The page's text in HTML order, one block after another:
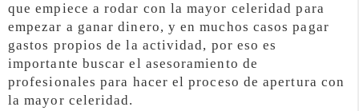
que empiece a rodar con la mayor celeridad para
empezar a ganar dinero, y en muchos casos pagar
gastos propios de la actividad, por eso es
importante buscar el asesoramiento de
profesionales para hacer el proceso de apertura con
la mayor celeridad.